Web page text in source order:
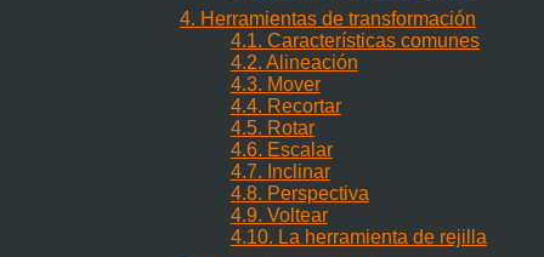
4. Herramientas de transformación
4.1. Características comunes
4.2. Alineación
4.3. Mover
4.4. Recortar
4.5. Rotar
4.6. Escalar
4.7. Inclinar
4.8. Perspectiva
4.9. Voltear
4.10. La herramienta de rejilla